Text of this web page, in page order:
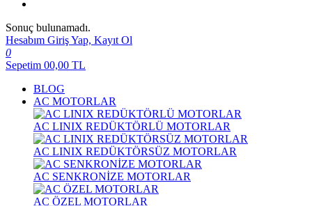
Sonuç bulunamadı.
Hesabım Giriş Yap, Kayıt Ol
0
Sepetim 00,00 TL
BLOG
AC MOTORLAR
AC LINIX REDÜKTÖRLÜ MOTORLAR
AC LINIX REDÜKTÖRSÜZ MOTORLAR
AC SENKRONİZE MOTORLAR
AC ÖZEL MOTORLAR